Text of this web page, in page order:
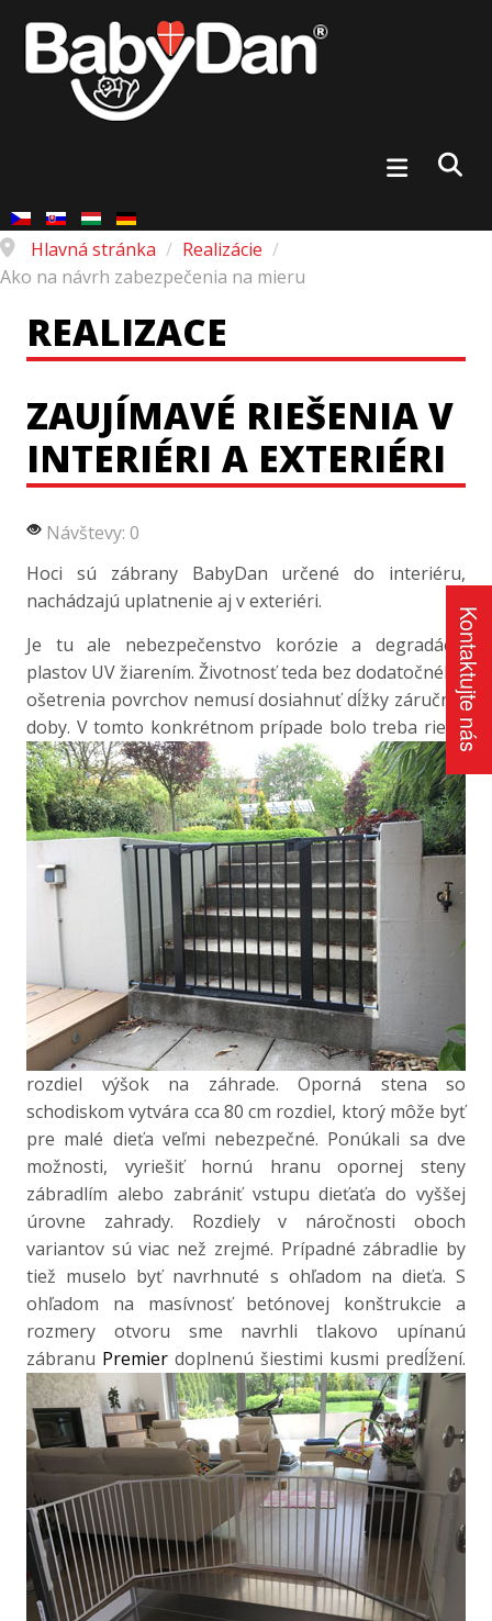
Hlavná stránka / Realizácie /
Ako na návrh zabezpečenia na mieru
REALIZACE
ZAUJÍMAVÉ RIEŠENIA V
INTERIÉRI A EXTERIÉRI
Návštevy: 0
Hoci
sú zábrany BabyDan určené
do interiéru,
nachádzajú uplatnenie aj vexteriéri.
Je tu ale nebezpečenstvo korózie a degradácie
plastov UV žiarením. Životnosť teda bez dodatočného
ošetrenia povrchov nemusí dosiahnuť dĺžky záručnej
doby. V tomto konkrétnom prípade bolo treba riešiť
rozdiel výšok na záhrade. Oporná stena so
schodiskom vytvára cca 80 cm rozdiel, ktorý môže byť
pre malé dieťa veľmi nebezpečné. Ponúkali sa dve
možnosti, vyriešiť hornú hranu opornej steny
zábradlím alebo zabrániť vstupu dieťaťa do vyššej
úrovne zahrady. Rozdiely v náročnosti oboch
variantov sú viac než zrejmé. Prípadné zábradlie by
tiež muselo byť navrhnuté s ohľadom na dieťa. S
ohľadom na masívnosť betónovej konštrukcie a
rozmery otvoru sme navrhli tlakovo upínanú
zábranu Premier doplnenú šiestimi kusmi predĺžení.
Kontaktujte nás